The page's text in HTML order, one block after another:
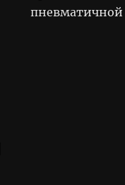
пневматичной